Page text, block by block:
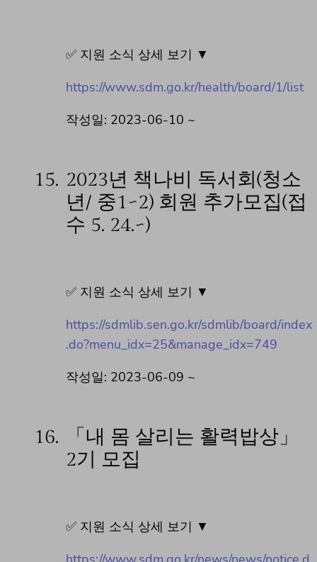
✅ 지원 소식 상세 보기 ▼
https://www.sdm.go.kr/health/board/1/list
작성일: 2023-06-10 ~
15. 2023년 책나비 독서회(청소
년/ 중1~2) 회원 추가모집(접
수 5. 24.~)
✅ 지원 소식 상세 보기 ▼
https://sdmlib.sen.go.kr/sdmlib/board/index
.do?menu_idx=25&manage_idx=749
작성일: 2023-06-09 ~
16.
「내 몸 살리는 활력밥상」
2기 모집
✅ 지원 소식 상세 보기 ▼